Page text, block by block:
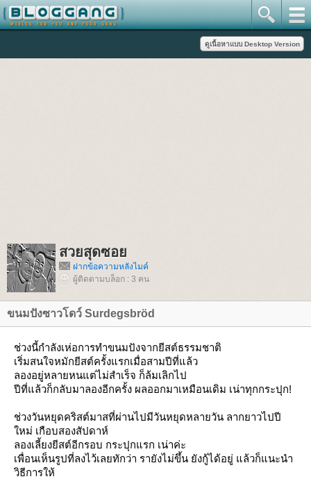
สวยสุดซอ
ฝากข้อความหลังไมค์
ผู้ติดตามบล็อก : 3 คน
ขนมปังซาวโดว์ Surdegsbröd
ช่วงนี้กำลังเห่อการทำขนมปังจากยีสต์ธรรมชาติ
เริ่มสนใจหมักยีสต์ครั้งแรกเมื่อสามปีที่แล้ว
ลองอยู่หลายหนแต่ไม่สำเร็จ ก็ล้มเลิกไป
ปีที่แล้วก็กลับมาลองอีกครั้ง ผลออกมาเหมือนเดิม เน่าทุกกระปุก!
ช่วงวันหยุดคริสต์มาสที่ผ่านไปมีวันหยุดหลายวัน ลากยาวไปปี
หม่ เกือบสองสัปดาห์
ลองเลี้ยงยีสต์อีกรอบ กระปุกแรก เน่าค่ะ
เพื่อนเห็นรูปที่ลงไว้เลยทักว่า รายังไม่ขึ้น ยังกู้ได้อยู่ แล้วก็แนะนำ
วิธีการให้